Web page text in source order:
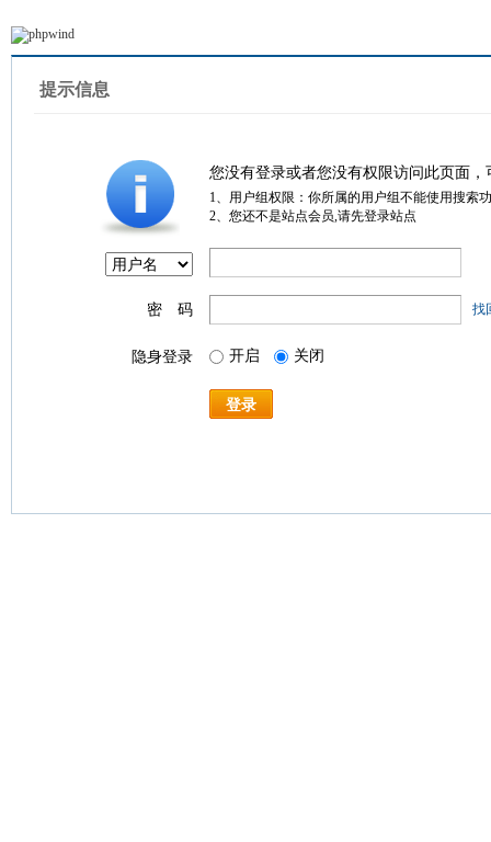
提示信息
您没有登录或者您没有权限访问此页面
1、用户组权限：你所属的用户组不能使用搜索
2、您还不是站点会员,请先登录站点
密 码 找
隐身登录 开启 关闭
登录